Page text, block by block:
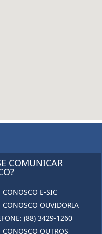
COMUNICAR
CONOSCO E-SIC
CONOSCO OUVIDORIA
(88) 3429-1260
CONOSCO OUTROS